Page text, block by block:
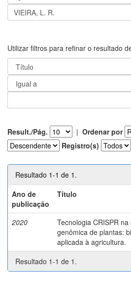
Utilizar filtros para refinar o resultado
Result./Pág. | Ordenar por
Registro(s)
Resultado 1-1 de 1.
Ano de
publicação
Título
2020
Tecnologia CRISPR na
genômica de plantas:
aplicada à agricultura.
Resultado 1-1 de 1.